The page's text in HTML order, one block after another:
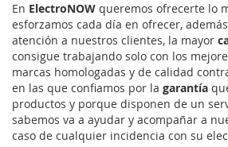
En ElectroNOW queremos ofrecerte lo
esforzamos cada día en ofrecer,
atención a nuestros clientes, la mayor
consigue trabajando solo con los
marcas homologadas y de calidad
en las que confiamos por la garantía
productos y porque disponen de un
sabemos va a ayudar y acompañar a
caso de cualquier incidencia con su